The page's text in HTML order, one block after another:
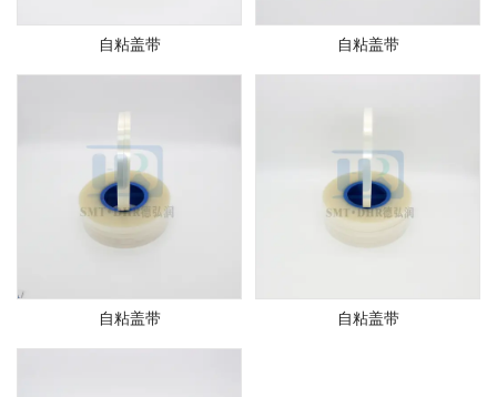
自粘盖带 自粘盖带
自粘盖带 自粘盖带